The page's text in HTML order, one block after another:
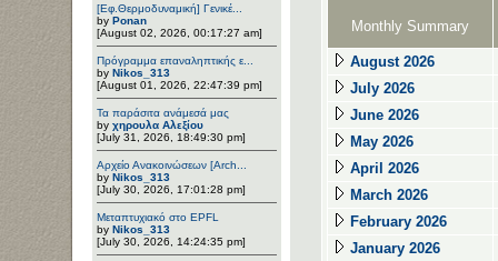
[Εφ.Θερμοδυναμική] Γενικέ...
by Ponan
[August 02, 2026, 00:17:27 am]
Πρόγραμμα επαναληπτικής ε...
by Nikos_313
[August 01, 2026, 22:47:39 pm]
Τα παράσιτα ανάμεσά μας
by χηρουλα Αλεξίου
[July 31, 2026, 18:49:30 pm]
Αρχείο Ανακοινώσεων [Arch...
by Nikos_313
[July 30, 2026, 17:01:28 pm]
Μεταπτυχιακό στο EPFL
by Nikos_313
[July 30, 2026, 14:24:35 pm]
Monthly Summary
August 2026
July 2026
June 2026
May 2026
April 2026
March 2026
February 2026
January 2026